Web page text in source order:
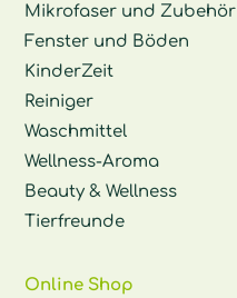
Mikrofaser und Zubehör
Fenster und Böden
KinderZeit
Reiniger
Waschmittel
Wellness-Aroma
Beauty & Wellness
Tierfreunde
Online Shop